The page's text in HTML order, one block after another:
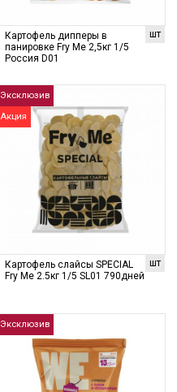
шт
Картофель дипперы в
панировке Fry Me 2,5кг 1/5
Россия D01
Эксклюзив
Акция
шт
Картофель слайсы SPECIAL
Fry Me 2.5кг 1/5 SL01 790дней
Эксклюзив